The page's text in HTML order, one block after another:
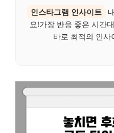
인스타그램 인사이트
요!가장 반응 좋은 시간
바로 최적의 인사